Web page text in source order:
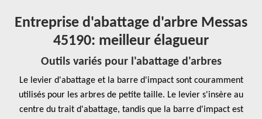
Entreprise d'abattage d'arbre Messas
45190: meilleur élagueur
Outils variés pour l'abattage d'arbres
Le levier d'abattage et la barre d'impact sont couramment
utilisés pour les arbres de petite taille. Le levier s'insère au
centre du trait d'abattage, tandis que la barre d'impact est